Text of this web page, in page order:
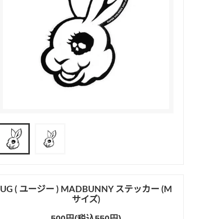
UG ( ユージー ) MADBUNNY ステッカー (M
サイズ)